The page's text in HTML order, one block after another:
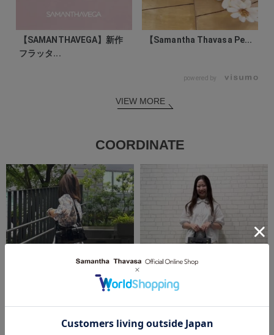
【SAMANTHAVEGA】新作
フラッタ...
【Samantha Thavasa Pe...
powered by
VIEW MORE
COORDINATE